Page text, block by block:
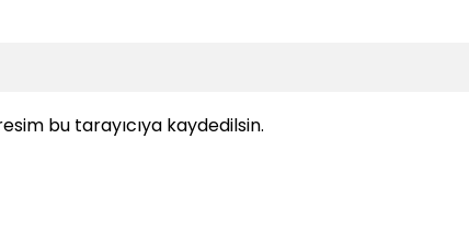
bu tarayıcıya kaydedilsin.